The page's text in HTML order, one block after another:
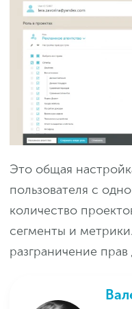
Это общая
пользователя с
количество
сегменты и
разграничение прав